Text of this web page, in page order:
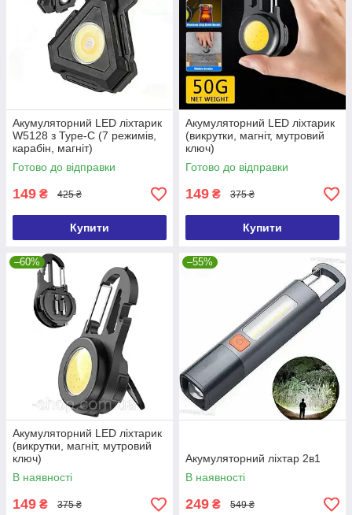
Акумуляторний LED ліхтарик
W5128 з Type-C (7 режимів,
карабін, магніт)
Готово до відправки
149 ₴ 425 ₴
Купити
Акумуляторний LED ліхтарик
(викрутки, магніт, мутровий
ключ)
Готово до відправки
149 ₴ 375 ₴
Купити
–60%
Акумуляторний LED ліхтарик
(викрутки, магніт, мутровий
ключ)
В наявності
149 ₴ 375 ₴
–55%
Акумуляторний ліхтар 2в1
В наявності
249 ₴ 549 ₴